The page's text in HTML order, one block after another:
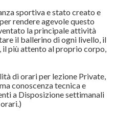
sportiva e stato creato e
rendere agevole questo
la principale attività
il ballerino di ogni livello, il
più attento al proprio corpo,
di orari per lezione Private,
conoscenza tecnica e
a Disposizione settimanali